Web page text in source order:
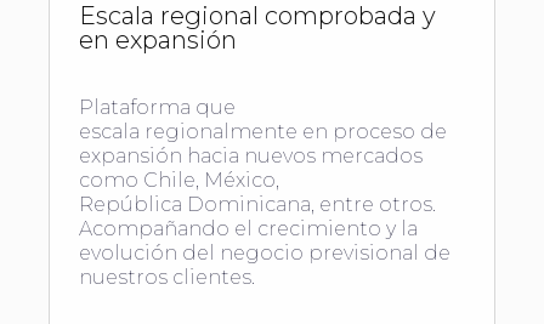
Escala regional comprobada y
en expansión
Plataforma que
escala regionalmente en proceso de
expansión hacia nuevos mercados
como Chile, México,
República Dominicana, entre otros.
Acompañando el crecimiento y la
evolución del negocio previsional de
nuestros clientes.